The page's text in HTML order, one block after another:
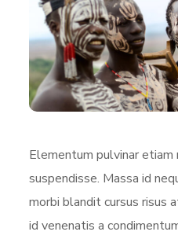
Elementum pulvinar etiam
suspendisse. Massa id
morbi blandit cursus risus
id venenatis a